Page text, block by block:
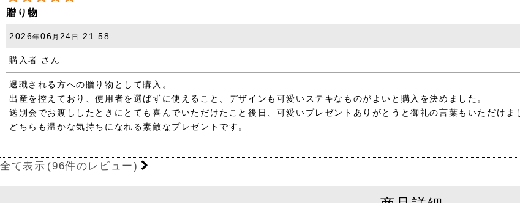
贈り物
2026年06 月 24 日 21:58
購入者 さん
退職される方への贈り物として購入。
出産を控えており、使用者を選ばずに使えること、デザインも可愛いステキなものがよいと購入を決めました。
送別会でお渡ししたときにとても喜んでいただけたこと後日、可愛いプレゼントありがとうと御礼の言葉もいただけま
どちらも温かな気持ちになれる素敵なプレゼントです。
全て表示 (96件のレビュー)